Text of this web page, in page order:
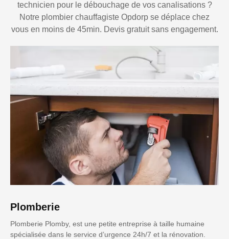
technicien pour le débouchage de vos canalisations ?
Notre plombier chauffagiste Opdorp se déplace chez
vous en moins de 45min. Devis gratuit sans engagement.
Plomberie
Plomberie Plomby, est une petite entreprise à taille humaine
spécialisée dans le service d’urgence 24h/7 et la rénovation.